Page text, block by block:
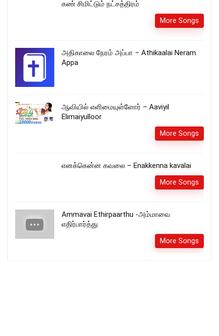
கண் சிமிட்டும் நட்சத்திரம்
More Songs
அதிகாலை நேரம் அப்பா – Athikaalai Neram
Appa
ஆவியில் எளிமையுள்ளோர் – Aaviyil
Elimaiyulloor
More Songs
எனக்கென்ன கவலை – Enakkenna kavalai
More Songs
Ammavai Ethirpaarthu -அம்மாவை
எதிர்பார்த்து
More Songs